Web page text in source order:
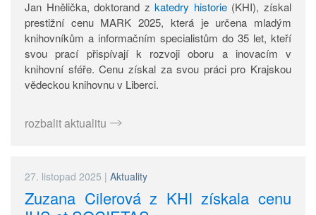
Jan Hnělička, doktorand zkatedry historie(KHI), získal
prestižní cenu MARK 2025, která je určena mladým
knihovníkům a informačním specialistům do 35 let, kteří
svou prací přispívají k rozvoji oboru a inovacím v
knihovní sféře. Cenu získal za svou práci pro Krajskou
vědeckou knihovnu v Liberci.
rozbalit aktualitu
27. listopad 2025 | Aktuality
Zuzana Cilerová z KHI získala cenu